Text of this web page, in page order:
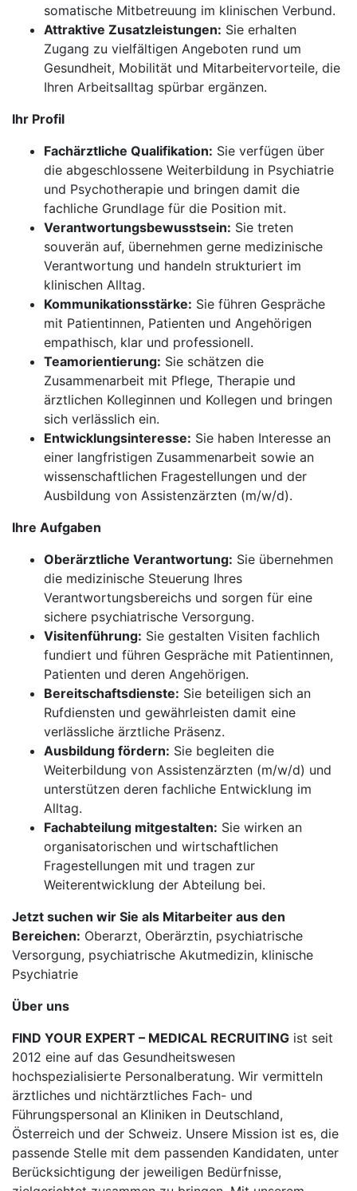
somatische Mitbetreuung im klinischen Verbund.
Attraktive Zusatzleistungen: Sie erhalten
Zugang zu vielfältigen Angeboten rund um
Gesundheit, Mobilität und Mitarbeitervorteile, die
Ihren Arbeitsalltag spürbar ergänzen.
Ihr Profil
Fachärztliche Qualifikation: Sie verfügen über
die abgeschlossene Weiterbildung in Psychiatrie
und Psychotherapie und bringen damit die
fachliche Grundlage für die Position mit.
Verantwortungsbewusstsein: Sie treten
souverän auf, übernehmen gerne medizinische
Verantwortung und handeln strukturiert im
klinischen Alltag.
Kommunikationsstärke: Sie führen Gespräche
mit Patientinnen, Patienten und Angehörigen
empathisch, klar und professionell.
Teamorientierung: Sie schätzen die
Zusammenarbeit mit Pflege, Therapie und
ärztlichen Kolleginnen und Kollegen und bringen
sich verlässlich ein.
Entwicklungsinteresse: Sie haben Interesse an
einer langfristigen Zusammenarbeit sowie an
wissenschaftlichen Fragestellungen und der
Ausbildung von Assistenzärzten (m/w/d).
Ihre Aufgaben
Oberärztliche Verantwortung: Sie übernehmen
die medizinische Steuerung Ihres
Verantwortungsbereichs und sorgen für eine
sichere psychiatrische Versorgung.
Visitenführung: Sie gestalten Visiten fachlich
fundiert und führen Gespräche mit Patientinnen,
Patienten und deren Angehörigen.
Bereitschaftsdienste: Sie beteiligen sich an
Rufdiensten und gewährleisten damit eine
verlässliche ärztliche Präsenz.
Ausbildung fördern: Sie begleiten die
Weiterbildung von Assistenzärzten (m/w/d) und
unterstützen deren fachliche Entwicklung im
Alltag.
Fachabteilung mitgestalten: Sie wirken an
organisatorischen und wirtschaftlichen
Fragestellungen mit und tragen zur
Weiterentwicklung der Abteilung bei.
Jetzt suchen wir Sie als Mitarbeiter aus den
Bereichen: Oberarzt, Oberärztin, psychiatrische
Versorgung, psychiatrische Akutmedizin, klinische
Psychiatrie
Über uns
FIND YOUR EXPERT – MEDICAL RECRUITING ist seit
2012 eine auf das Gesundheitswesen
hochspezialisierte Personalberatung. Wir vermitteln
ärztliches und nichtärztliches Fach- und
Führungspersonal an Kliniken in Deutschland,
Österreich und der Schweiz. Unsere Mission ist es, die
passende Stelle mit dem passenden Kandidaten, unter
Berücksichtigung der jeweiligen Bedürfnisse,